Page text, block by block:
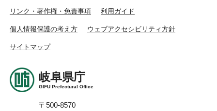
リンク・著作権・免責事項 利用ガイド
個人情報保護の考え方 ウェブアクセシビリティ方針
サイトマップ
岐阜県庁
GIFU Prefectural Office
〒500-8570